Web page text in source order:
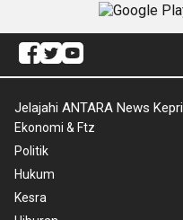
Jelajahi ANTARA News Kepri
Ekonomi & Ftz
Politik
Hukum
Kesra